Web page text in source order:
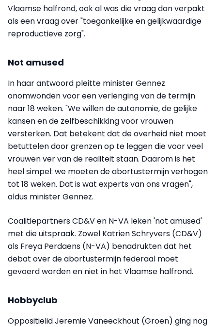
Vlaamse halfrond, ook al was die vraag dan verpakt
als een vraag over "toegankelijke en gelijkwaardige
reproductieve zorg".
Not amused
In haar antwoord pleitte minister Gennez
onomwonden voor een verlenging van de termijn
naar 18 weken. "We willen de autonomie, de gelijke
kansen en de zelfbeschikking voor vrouwen
versterken. Dat betekent dat de overheid niet moet
betuttelen door grenzen op te leggen die voor veel
vrouwen ver van de realiteit staan. Daarom is het
heel simpel: we moeten de abortustermijn verhogen
tot 18 weken. Dat is wat experts van ons vragen",
aldus minister Gennez.
Coalitiepartners CD&V en N-VA leken 'not amused'
met die uitspraak. Zowel Katrien Schryvers (CD&V)
als Freya Perdaens (N-VA) benadrukten dat het
debat over de abortustermijn federaal moet
gevoerd worden en niet in het Vlaamse halfrond.
Hobbyclub
Oppositielid Jeremie Vaneeckhout (Groen) ging nog